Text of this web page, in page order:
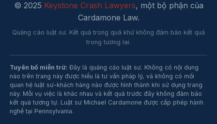
© 2025 Keystone Crash Lawyers, một bộ phận của
Cardamone Law.
Quảng cáo luật sư. Kết quả trong quá khứ không đảm bảo kết quả
trong tương lai.
Tuyên bố miễn trừ: Đây là quảng cáo luật sư. Không có nội dung
nào trên trang này được hiểu là tư vấn pháp lý, và không có mối
quan hệ luật sư-khách hàng nào được hình thành khi sử dụng trang
này. Mỗi vụ việc là khác nhau và kết quả trước đây không đảm bảo
kết quả tương tự. Luật sư Michael Cardamone được cấp phép hành
nghề tại Pennsylvania.